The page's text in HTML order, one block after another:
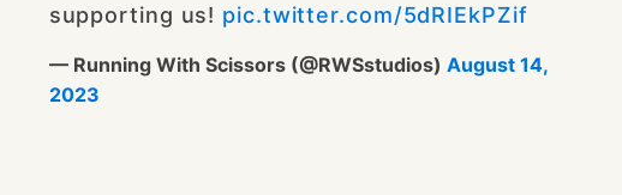
supporting us! pic.twitter.com/5dRIEkPZif
— Running With Scissors (@RWSstudios) August 14,
2023